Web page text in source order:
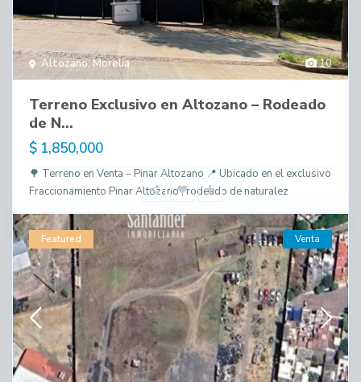
10
Altozano,Morelia
Terreno Exclusivo en Altozano – Rodeado
de N...
$ 1,850,000
🌳 Terreno en Venta – Pinar Altozano 📍 Ubicado en el exclusivo
Fraccionamiento Pinar Altozano , rodeado de naturalez
Featured Venta